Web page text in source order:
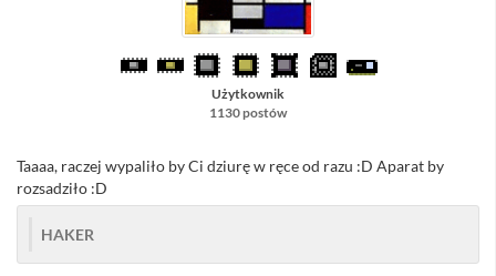
Użytkownik
1130 postów
Taaaa, raczej wypaliło by Ci dziurę w ręce od razu :D Aparat by
rozsadziło :D
HAKER